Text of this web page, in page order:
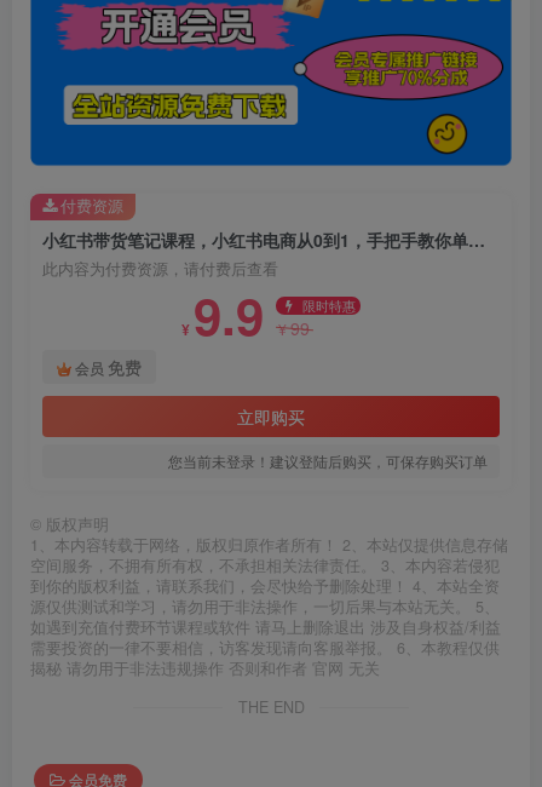
小红书带货笔记课程，小红书电商从0到1，手把手教你单篇笔记带货月入1W
此内容为付费资源，请付费后查看
¥ 9.9 限时特惠
¥99
会员 免费
立即购买
您当前未登录！建议登陆后购买，可保存购买订单
付费资源
© 版权声明
1、本内容转载于网络，版权归原作者所有！ 2、本站仅提供信息存储
空间服务，不拥有所有权，不承担相关法律责任。 3、本内容若侵犯
到你的版权利益，请联系我们，会尽快给予删除处理！ 4、本站全资
源仅供测试和学习，请勿用于非法操作，一切后果与本站无关。 5、
如遇到充值付费环节课程或软件 请马上删除退出 涉及自身权益/利益
需要投资的一律不要相信，访客发现请向客服举报。 6、本教程仅供
揭秘 请勿用于非法违规操作 否则和作者 官网 无关
THE END
会员免费